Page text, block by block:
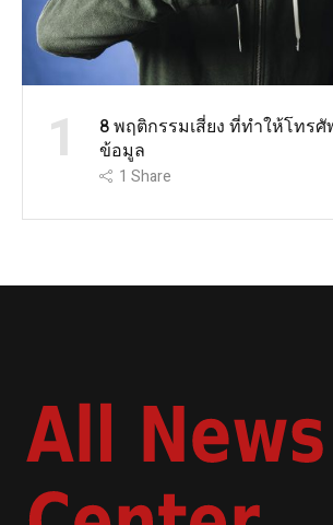
1
8 พฤติกรรมเสี่ยง ที่ทำให้โทร
ข้อมูล
1 Share